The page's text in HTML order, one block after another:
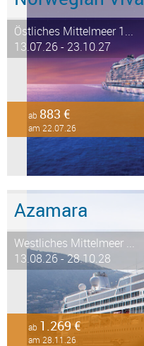
Östliches Mittelmeer 1...
13.07.26 - 23.10.27
ab 883 €
am 22.07.26
Azamara
Westliches Mittelmeer ...
13.08.26 - 28.10.28
ab 1.269 €
am 28.11.26